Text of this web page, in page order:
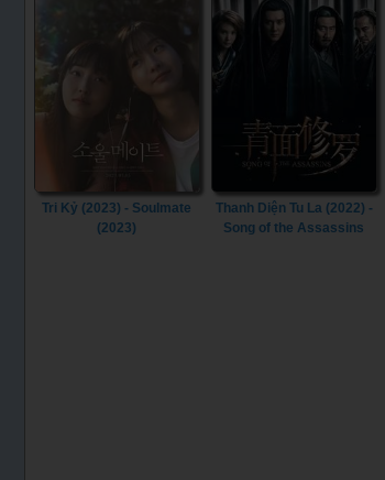
Tri Kỷ (2023) - Soulmate
(2023)
Thanh Diện Tu La (2022) -
Song of the Assassins